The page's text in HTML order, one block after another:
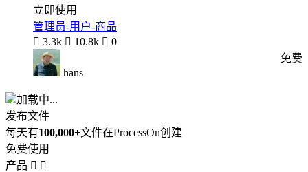
立即使用
管理员-用户-商品
 3.3k  10.8k  0
hans
免费
加载中...
发布文件
每天有100,000+文件在ProcessOn创建
免费使用
产品  